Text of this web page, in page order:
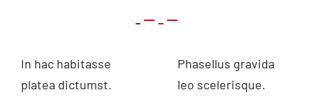
In hac habitasse
platea dictumst.
Phasellus gravida
leo scelerisque.